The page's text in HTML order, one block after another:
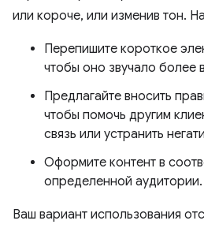
или короче, или изменив тон.
Перепишите короткое
чтобы оно звучало более
Предлагайте вносить
чтобы помочь другим
связь или устранить
Оформите контент в
определенной аудитории.
Ваш вариант использования